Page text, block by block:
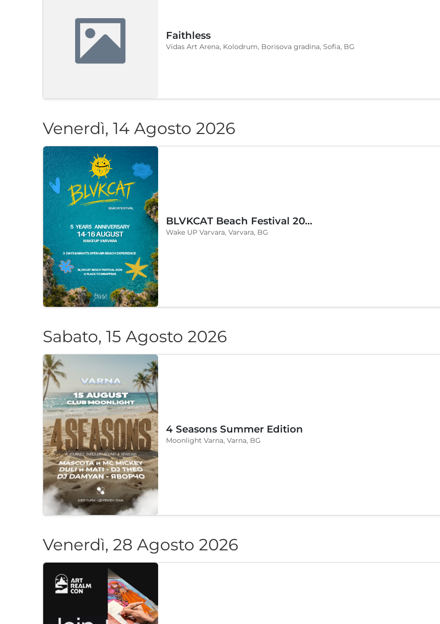
Faithless
Vidas Art Arena, Kolodrum, Borisova gradina, Sofia, BG
Venerdì, 14 Agosto 2026
BLVKCAT Beach Festival 2026, Wake up Varvara
Wake UP Varvara, Varvara, BG
Sabato, 15 Agosto 2026
4 Seasons Summer Edition
Moonlight Varna, Varna, BG
Venerdì, 28 Agosto 2026